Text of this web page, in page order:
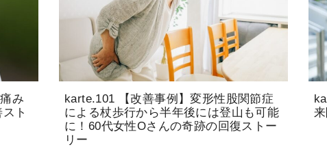
み
ト
karte.101 【改善事例】変形性股関節症
による杖歩行から半年後には登山も可能
に！60代女性Oさんの奇跡の回復ストー
リー